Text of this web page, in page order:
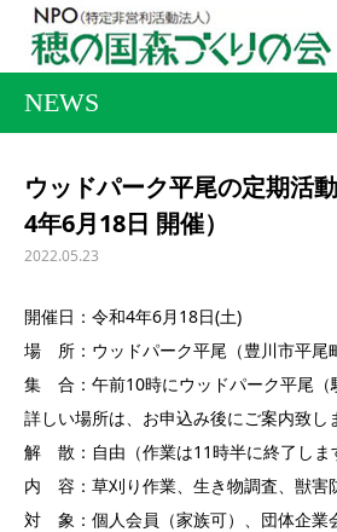
NEWS
ウッドパーク平尾の定期活
4年6月18日 開催）
2022.05.23
開催日：令和4年6月18日(土)
場 所：ウッドパーク平尾（豊川市平尾
集 合：午前10時にウッドパーク平尾（
詳しい場所は、お申込み後にご案内致し
解 散：自由（作業は11時半に終了しま
内 容：草刈り作業、生き物調査、獣害
対 象：個人会員（家族可）、団体企業